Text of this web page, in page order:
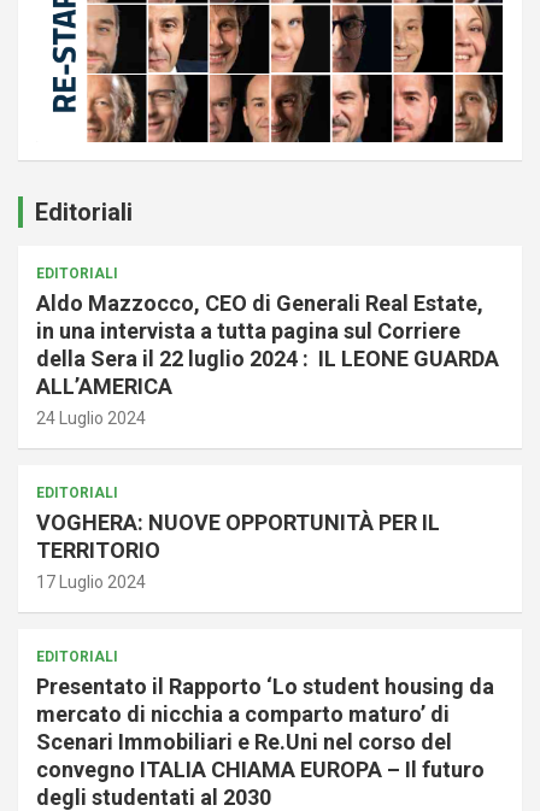
Editoriali
EDITORIALI
Aldo Mazzocco, CEO di Generali Real Estate,
in una intervista a tutta pagina sul Corriere
della Sera il 22 luglio 2024 : IL LEONE GUARDA
ALL’AMERICA
24 Luglio 2024
EDITORIALI
VOGHERA: NUOVE OPPORTUNITÀ PER IL
TERRITORIO
17 Luglio 2024
EDITORIALI
Presentato il Rapporto ‘Lo student housing da
mercato di nicchia a comparto maturo’ di
Scenari Immobiliari e Re.Uni nel corso del
convegno ITALIA CHIAMA EUROPA – Il futuro
degli studentati al 2030